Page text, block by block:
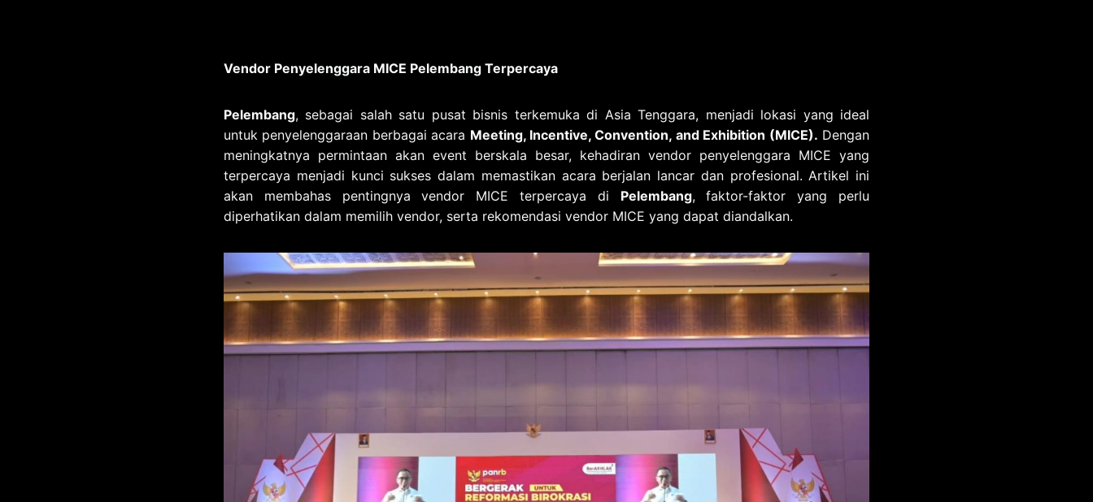
Vendor Penyelenggara MICE Pelembang Terpercaya
Pelembang, sebagai salah satu pusat bisnis terkemuka di Asia Tenggara, menjadi lokasi yang ideal
untuk penyelenggaraan berbagai acara Meeting, Incentive, Convention, and Exhibition (MICE). Dengan
meningkatnya permintaan akan event berskala besar, kehadiran vendor penyelenggara MICE yang
terpercaya menjadi kunci sukses dalam memastikan acara berjalan lancar dan profesional. Artikel ini
akan membahas pentingnya vendor MICE terpercaya di Pelembang, faktor-faktor yang perlu
diperhatikan dalam memilih vendor, serta rekomendasi vendor MICE yang dapat diandalkan.